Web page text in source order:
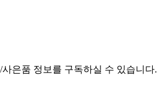
은품 정보를 구독하실 수 있습니다.